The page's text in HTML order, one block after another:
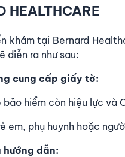
HEALTHCARE
khám tại Bernard
diễn ra như sau:
cung cấp giấy tờ:
hiểm còn hiệu lực và
em, phụ huynh hoặc
hướng dẫn: